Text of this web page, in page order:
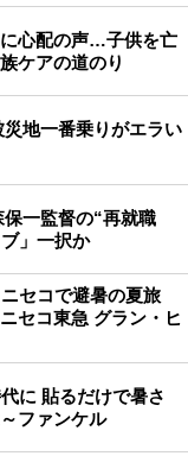
心配の声…子供を亡
ケアの道のり
地一番乗りがエラい
一監督の“再就職
」一択か
セコで避暑の夏旅
セコ東急 グラン・ヒ
に 貼るだけで暑さ
ファンケル